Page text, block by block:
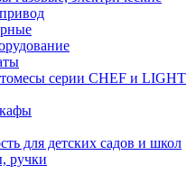
серии CHEF и LIGHT
для детских садов и школ
ручки